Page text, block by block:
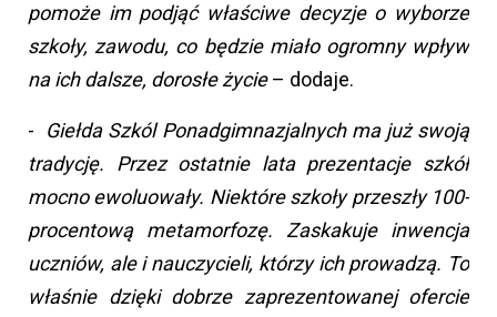
pomoże im podjąć właściwe decyzje o wyborze
szkoły, zawodu, co będzie miało ogromny wpływ
na ich dalsze, dorosłe życie– dodaje.
- Giełda Szkól Ponadgimnazjalnych ma już swoją
tradycję. Przez ostatnie lata prezentacje szkół
mocno ewoluowały. Niektóre szkoły przeszły 100-
procentową metamorfozę. Zaskakuje inwencja
uczniów, ale i nauczycieli, którzy ich prowadzą. To
właśnie dzięki dobrze zaprezentowanej ofercie